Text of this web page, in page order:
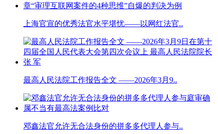
上海官宣的优秀法官水平堪忧——以网红法官..
最高人民法院工作报告全文 ——2026年3月9..
邓鑫法官允许无合法身份的拼多多代理人参与..